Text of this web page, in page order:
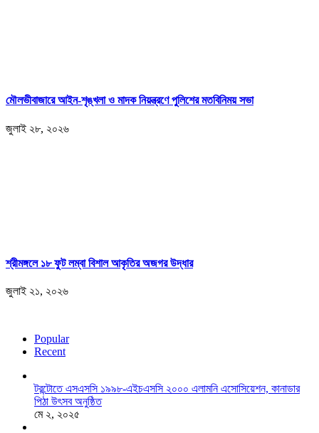
মৌলভীবাজারে আইন-শৃঙ্খলা ও মাদক নিয়ন্ত্রণে পুলিশের মতবিনিময় সভা
জুলাই ২৮, ২০২৬
শ্রীমঙ্গলে ১৮ ফুট লম্বা বিশাল আকৃতির অজগর উদ্ধার
জুলাই ২১, ২০২৬
Popular
Recent
টরন্টোতে এসএসসি ১৯৯৮-এইচএসসি ২০০০ এলামনি এসোসিয়েশন, কানাডার
পিঠা উৎসব অনুষ্ঠিত
মে ২, ২০২৫